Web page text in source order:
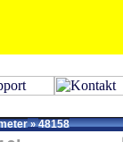
»48158